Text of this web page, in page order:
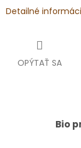
Detailné
OPÝTAŤ SA
Bio